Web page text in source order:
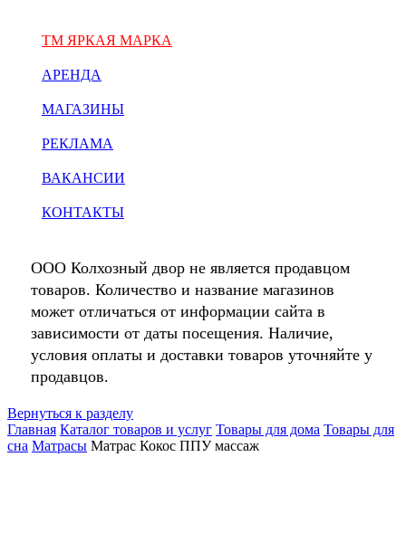
ТМ ЯРКАЯ МАРКА
АРЕНДА
МАГАЗИНЫ
РЕКЛАМА
ВАКАНСИИ
КОНТАКТЫ
ООО Колхозный двор не является продавцом
товаров. Количество и название магазинов
может отличаться от информации сайта в
зависимости от даты посещения. Наличие,
условия оплаты и доставки товаров уточняйте у
продавцов.
Вернуться к разделу
Главная Каталог товаров и услуг Товары для дома Товары для
сна Матрасы Матрас Кокос ППУ массаж